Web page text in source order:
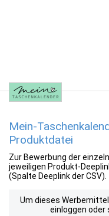
Mein-
Produktdatei
Zur Bewerbung der
jeweiligen Produkt-
(Spalte Deeplink der CSV).
Um dieses
einloggen oder